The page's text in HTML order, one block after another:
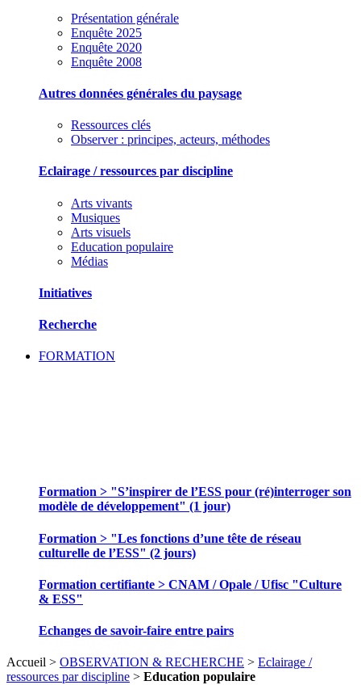
Présentation générale
Enquête 2025
Enquête 2020
Enquête 2008
Autres données générales du paysage
Ressources clés
Observer : principes, acteurs, méthodes
Eclairage / ressources par discipline
Arts vivants
Musiques
Arts visuels
Education populaire
Médias
Initiatives
Recherche
FORMATION
Formation > "S’inspirer de l’ESS pour (ré)interroger son
modèle de développement" (1 jour)
Formation > "Les fonctions d’une tête de réseau
culturelle de l’ESS" (2 jours)
Formation certifiante > CNAM / Opale / Ufisc "Culture
& ESS"
Echanges de savoir-faire entre pairs
Accueil > OBSERVATION & RECHERCHE > Eclairage /
ressources par discipline > Education populaire